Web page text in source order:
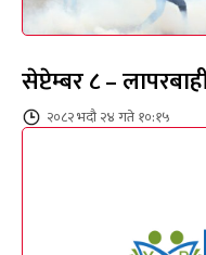
सेप्टेम्बर ८ –
२०८२ भदौ २४ गते १०:१५